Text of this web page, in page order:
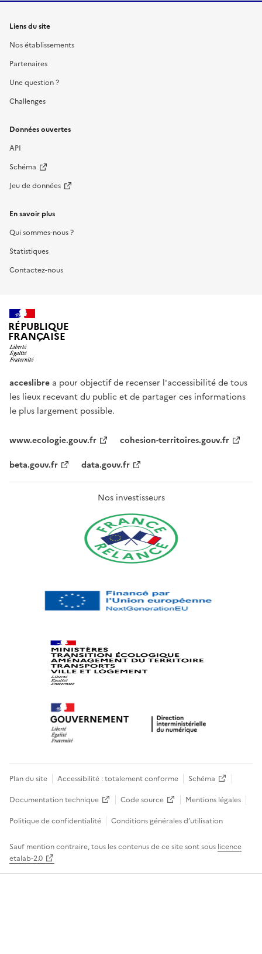
Liens du site
Nos établissements
Partenaires
Une question ?
Challenges
Données ouvertes
API
Schéma
Jeu de données
En savoir plus
Qui sommes-nous ?
Statistiques
Contactez-nous
RÉPUBLIQUE
FRANÇAISE
acceslibre a pour objectif de recenser l'accessibilité de tous
les lieux recevant du public et de partager ces informations
le plus largement possible.
www.ecologie.gouv.fr
cohesion-territoires.gouv.fr
beta.gouv.fr
data.gouv.fr
Nos investisseurs
Plan du site Accessibilité : totalement conforme
Schéma
Documentation technique
Code source
Mentions légales
Politique de confidentialité
Conditions générales d’utilisation
Sauf mention contraire, tous les contenus de ce site sont sous licence
etalab-2.0